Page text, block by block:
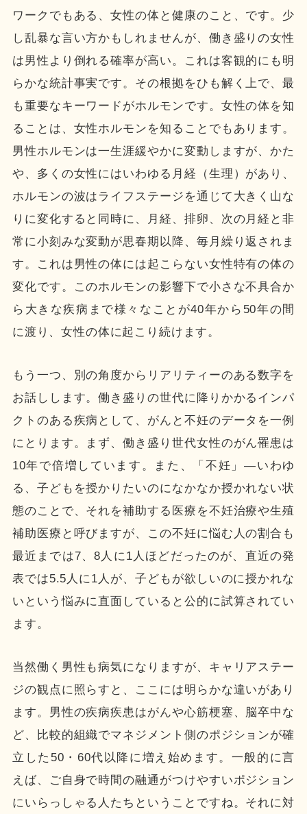
ワークでもある、女性の体と健康のこと、です。少
し乱暴な言い方かもしれませんが、働き盛りの女性
は男性より倒れる確率が高い。これは客観的にも明
らかな統計事実です。その根拠をひも解く上で、最
も重要なキーワードがホルモンです。女性の体を知
ることは、女性ホルモンを知ることでもあります。
男性ホルモンは一生涯緩やかに変動しますが、かた
や、多くの女性にはいわゆる月経（生理）があり、
ホルモンの波はライフステージを通じて大きく山な
りに変化すると同時に、月経、排卵、次の月経と非
常に小刻みな変動が思春期以降、毎月繰り返されま
す。これは男性の体には起こらない女性特有の体の
変化です。このホルモンの影響下で小さな不具合か
ら大きな疾病まで様々なことが40年から50年の間
に渡り、女性の体に起こり続けます。
もう一つ、別の角度からリアリティーのある数字を
お話しします。働き盛りの世代に降りかかるインパ
クトのある疾病として、がんと不妊のデータを一例
にとります。まず、働き盛り世代女性のがん罹患は
10年で倍増しています。また、「不妊」—いわゆ
る、子どもを授かりたいのになかなか授かれない状
態のことで、それを補助する医療を不妊治療や生殖
補助医療と呼びますが、この不妊に悩む人の割合も
最近までは7、8人に1人ほどだったのが、直近の発
表では5.5人に1人が、子どもが欲しいのに授かれな
いという悩みに直面していると公的に試算されてい
ます。
当然働く男性も病気になりますが、キャリアステー
ジの観点に照らすと、ここには明らかな違いがあり
ます。男性の疾病疾患はがんや心筋梗塞、脳卒中な
ど、比較的組織でマネジメント側のポジションが確
立した50・60代以降に増え始めます。一般的に言
えば、ご自身で時間の融通がつけやすいポジション
にいらっしゃる人たちということですね。それに対